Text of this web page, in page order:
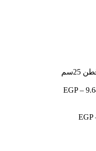
25سم
EGP–
EGP